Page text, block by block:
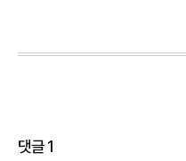
댓글1